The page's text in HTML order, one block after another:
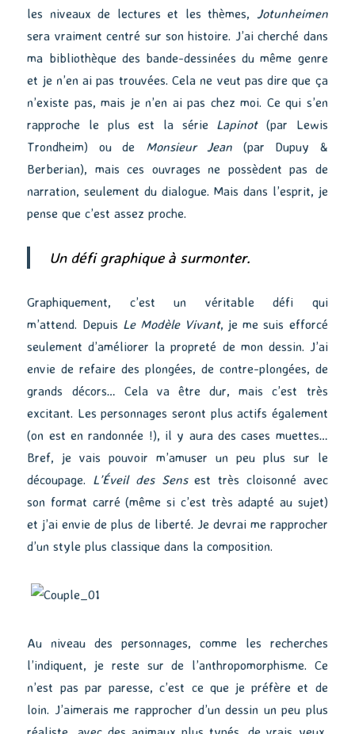
les niveaux de lectures et les thèmes, Jotunheimen
sera vraiment centré sur son histoire. J’ai cherché dans
ma bibliothèque des bande-dessinées du même genre
et je n’en ai pas trouvées. Cela ne veut pas dire que ça
n’existe pas, mais je n’en ai pas chez moi. Ce qui s’en
rapproche le plus est la série Lapinot(par Lewis
Trondheim) ou de Monsieur Jean (par Dupuy &
Berberian), mais ces ouvrages ne possèdent pas de
narration, seulement du dialogue. Mais dans l’esprit, je
pense que c’est assez proche.
Un défi graphique à surmonter.
Graphiquement, c’est un véritable défi qui
m’attend. Depuis Le Modèle Vivant, je me suis efforcé
seulement d’améliorer la propreté de mon dessin. J’ai
envie de refaire des plongées, de contre-plongées, de
grands décors… Cela va être dur, mais c’est très
excitant. Les personnages seront plus actifs également
(on est en randonnée !), il y aura des cases muettes…
Bref, je vais pouvoir m’amuser un peu plus sur le
découpage. L’Éveil des Sensest très cloisonné avec
son format carré (même si c’est très adapté au sujet)
et j’ai envie de plus de liberté. Je devrai me rapprocher
d’un style plus classique dans la composition.
Au niveau des personnages, comme les recherches
l’indiquent, je reste sur de l’anthropomorphisme. Ce
n’est pas par paresse, c’est ce que je préfère et de
loin. J’aimerais me rapprocher d’un dessin un peu plus